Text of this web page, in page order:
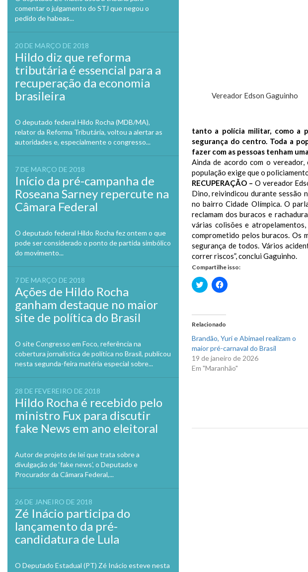
comentar o julgamento do STJ que negou o
pedido de habeas...
20 DE MARÇO DE 2018
Hildo diz que reforma
tributária é essencial para a
recuperação da economia
brasileira
O deputado federal Hildo Rocha (MDB/MA),
relator da Reforma Tributária, voltou a alertar as
autoridades e, especialmente o congresso...
7 DE MARÇO DE 2018
Início da pré-campanha de
Roseana Sarney repercute na
Câmara Federal
O deputado federal Hildo Rocha fez ontem o que
pode ser considerado o ponto de partida simbólico
do movimento...
7 DE MARÇO DE 2018
Ações de Hildo Rocha
ganham destaque no maior
site de política do Brasil
O site Congresso em Foco, referência na
cobertura jornalística de política no Brasil, publicou
nesta segunda-feira matéria especial sobre...
28 DE FEVEREIRO DE 2018
Hildo Rocha é recebido pelo
ministro Fux para discutir
fake News em ano eleitoral
Autor de projeto de lei que trata sobre a
divulgação de ‘fake news’, o Deputado e
Procurador da Câmara Federal,...
26 DE JANEIRO DE 2018
Zé Inácio participa do
lançamento da pré-
candidatura de Lula
O Deputado Estadual (PT) Zé Inácio esteve nesta
Vereador Edson Gaguinho
tanto a polícia militar, como a
segurança do centro. Toda a
fazer com as pessoas tenham
Ainda de acordo com o
população exige que o
RECUPERAÇÃO – O vereador
Dino, reivindicou durante sessão
no bairro Cidade Olímpica. O
reclamam dos buracos e
várias colisões e
comprometido pelos buracos. Os
segurança de todos. Vários
correr riscos”, conclui Gaguinho.
Compartilhe isso:
Clique
para
em
nova
janela)
Clique
para
em
nova
janela)
Relacionado
Brandão, Yuri e Abimael realizam o
maior pré-carnaval do Brasil
19 de janeiro de 2026
Em "Maranhão"